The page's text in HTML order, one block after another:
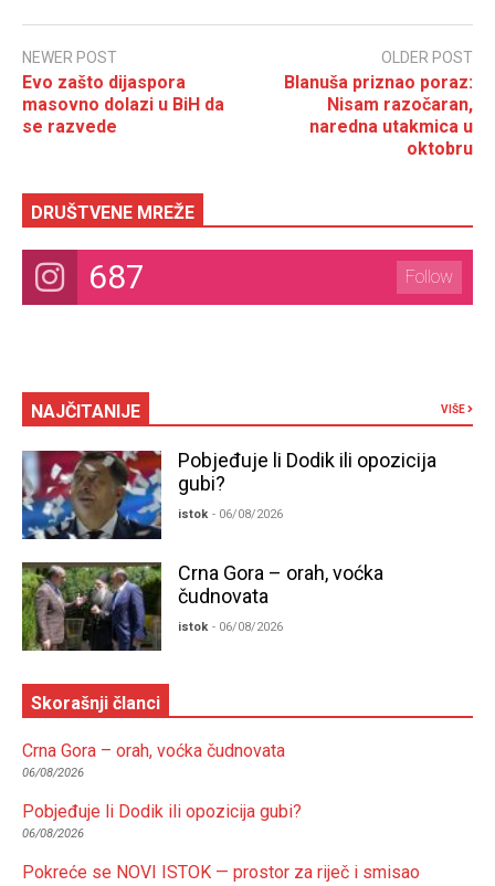
NEWER POST
Evo zašto dijaspora
masovno dolazi u BiH da
se razvede
OLDER POST
Blanuša priznao poraz:
Nisam razočaran,
naredna utakmica u
oktobru
DRUŠTVENE MREŽE
687 Follow
NAJČITANIJE VIŠE
Pobjeđuje li Dodik ili opozicija
gubi?
istok - 06/08/2026
Crna Gora – orah, voćka
čudnovata
istok - 06/08/2026
Skorašnji članci
Crna Gora – orah, voćka čudnovata
06/08/2026
Pobjeđuje li Dodik ili opozicija gubi?
06/08/2026
Pokreće se NOVI ISTOK — prostor za riječ i smisao